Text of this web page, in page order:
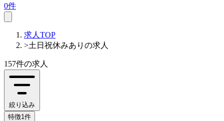
0件
求人TOP
>土日祝休みありの求人
157件の求人
絞り込み
特徴1件